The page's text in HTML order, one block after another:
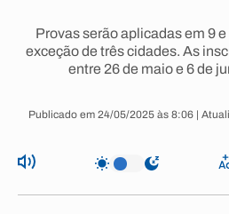
Provas serão aplicadas em 9
exceção de três cidades. As
entre 26 de maio e 6 de
Publicado em 24/05/2025 às 8:06 |